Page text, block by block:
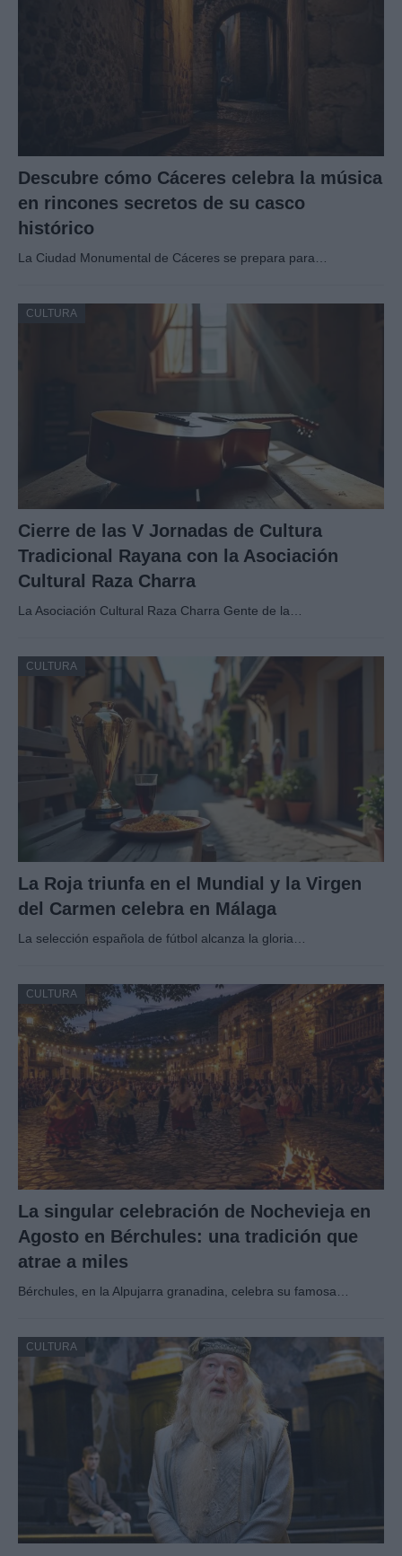
Descubre cómo Cáceres celebra la música
en rincones secretos de su casco
histórico
La Ciudad Monumental de Cáceres se prepara para…
CULTURA
Cierre de las V Jornadas de Cultura
Tradicional Rayana con la Asociación
Cultural Raza Charra
La Asociación Cultural Raza Charra Gente de la…
CULTURA
La Roja triunfa en el Mundial y la Virgen
del Carmen celebra en Málaga
La selección española de fútbol alcanza la gloria…
CULTURA
La singular celebración de Nochevieja en
Agosto en Bérchules: una tradición que
atrae a miles
Bérchules, en la Alpujarra granadina, celebra su famosa…
CULTURA